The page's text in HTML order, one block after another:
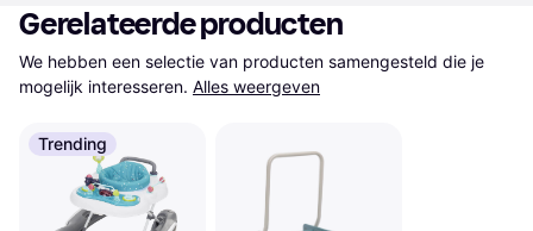
Gerelateerde producten
We hebben een selectie van producten samengesteld die je
mogelijk interesseren. Alles weergeven
Trending